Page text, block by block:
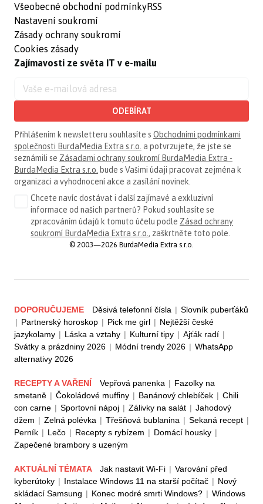
Všeobecné obchodní podmínky
Nastavení soukromí
Zásady ochrany soukromí
Cookies zásady
RSS
Zajímavosti ze světa IT v e-mailu
ODEBÍRAT
Přihlášením k newsletteru souhlasíte s Obchodními podmínkami
společnosti BurdaMedia Extra s.r.o. a potvrzujete, že jste se
seznámili se Zásadami ochrany soukromí BurdaMedia Extra -
BurdaMedia Extra s.r.o. bude s Vašimi údaji pracovat zejména k
organizaci a vyhodnocení akce a zasílání novinek.
Chcete navíc dostávat i další zajímavé a exkluzivní
informace od našich partnerů? Pokud souhlasíte se
zpracováním údajů k tomuto účelu podle Zásad ochrany
soukromí BurdaMedia Extra s.r.o. , zaškrtněte toto pole.
© 2003—2026 BurdaMedia Extra s.r.o.
DOPORUČUJEME Děsivá telefonní čísla | Slovník puberťáků
| Partnerský horoskop | Pick me girl | Nejtěžší české
jazykolamy | Láska a vztahy | Kulturní tipy | Ajťák radí |
Svátky a prázdniny 2026 | Módní trendy 2026 | WhatsApp
alternativy 2026
RECEPTY A VAŘENÍ Vepřová panenka | Fazolky na
smetaně | Čokoládové muffiny | Banánový chlebíček | Chili
con carne | Sportovní nápoj | Zálivky na salát | Jahodový
džem | Zelná polévka | Třešňová bublanina | Sekaná recept |
Perník | Lečo | Recepty s rybízem | Domácí housky |
Zapečené brambory s uzeným
AKTUÁLNÍ TÉMATA Jak nastavit Wi-Fi | Varování před
kyberútoky | Instalace Windows 11 na starší počítač | Nový
skládací Samsung | Konec modré smrti Windows? | Windows